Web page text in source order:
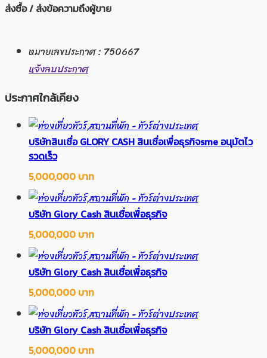
ส่งซื้อ / ส่งข้อความถึงผู้ขาย
หมายเลขประกาศ : 750667
แจ้งลบประกาศ
ประกาศใกล้เคียง
บริษัทสินเชื่อ GLORY CASH สินเชื่อเพื่อธุรกิจsme อนุมัตไว
รวดเร็ว
5,000,000 บาท
บริษัท Glory Cash สินเชื่อเพื่อธุรกิจ
5,000,000 บาท
บริษัท Glory Cash สินเชื่อเพื่อธุรกิจ
5,000,000 บาท
บริษัท Glory Cash สินเชื่อเพื่อธุรกิจ
5,000,000 บาท